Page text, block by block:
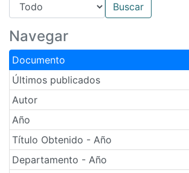
Navegar
Documento
Últimos publicados
Autor
Año
Título Obtenido - Año
Departamento - Año